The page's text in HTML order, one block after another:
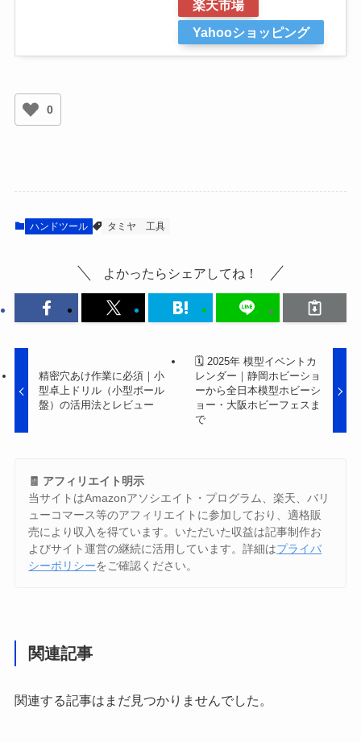
楽天市場
Yahooショッピング
0
ハンドツール タミヤ 工具
よかったらシェアしてね！
精密穴あけ作業に必須｜小
型卓上ドリル（小型ボール
盤）の活用法とレビュー
🗓 2025年 模型イベントカ
レンダー｜静岡ホビーショ
ーから全日本模型ホビーシ
ョー・大阪ホビーフェスま
で
🧾 アフィリエイト明示
当サイトはAmazonアソシエイト・プログラム、楽天、バリ
ューコマース等のアフィリエイトに参加しており、適格販
売により収入を得ています。いただいた収益は記事制作お
よびサイト運営の継続に活用しています。詳細はプライバ
シーポリシーをご確認ください。
関連記事
関連する記事はまだ見つかりませんでした。